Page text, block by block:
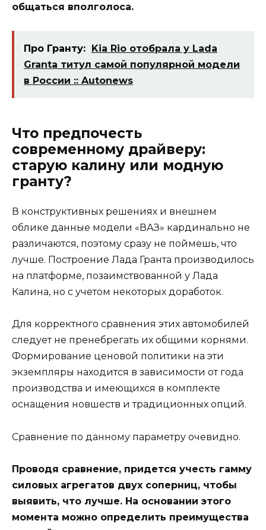
общаться вполголоса.
Про Гранту: Kia Rio отобрала у Lada
Granta титул самой популярной модели
в России :: Autonews
Что предпочесть
современному драйверу:
старую калину или модную
гранту?
В конструктивных решениях и внешнем
облике данные модели «ВАЗ» кардинально не
различаются, поэтому сразу не поймешь, что
лучше. Построение Лада Гранта производилось
на платформе, позаимствованной у Лада
Калина, но с учетом некоторых доработок.
Для корректного сравнения этих автомобилей
следует не пренебрегать их общими корнями.
Формирование ценовой политики на эти
экземпляры находится в зависимости от года
производства и имеющихся в комплекте
оснащения новшеств и традиционных опций.
Сравнение по данному параметру очевидно.
Проводя сравнение, придется учесть гамму
силовых агрегатов двух соперниц, чтобы
выявить, что лучше. На основании этого
момента можно определить преимущества